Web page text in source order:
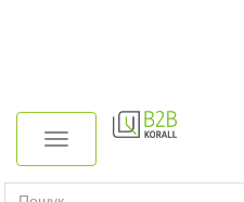
navigation
Toggle